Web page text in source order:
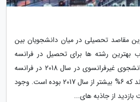
مقاصد تحصیلی در میان دانشجویان بین
بهترین رشته ها برای تحصیل در فرانسه
اکنون بیش از 343000 دانشجوی غیرفرانسوی در سال 2018 در فرانسه
مشغول به تحصیل بوده اند که 6% بیشتر از سال 2017 بوده است. وجود
از جاذبه های...